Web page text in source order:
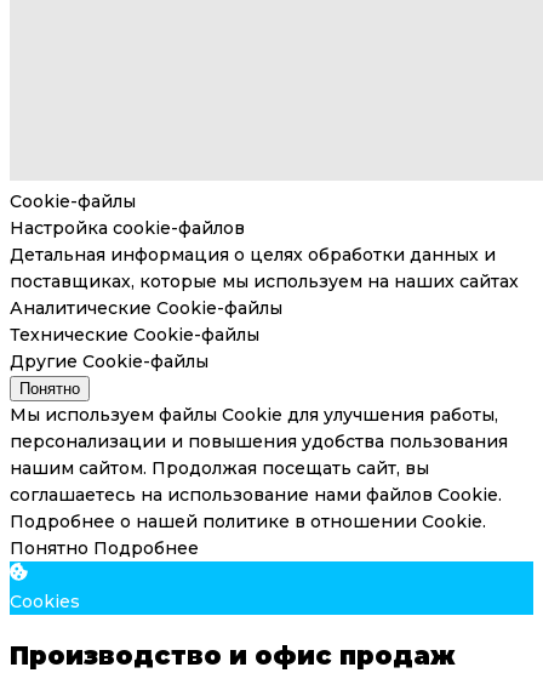
Cookie-файлы
Настройка cookie-файлов
Детальная информация о целях обработки данных и
поставщиках, которые мы используем на наших сайтах
Аналитические Cookie-файлы
Технические Cookie-файлы
Другие Cookie-файлы
Понятно
Мы используем файлы Cookie для улучшения работы,
персонализации и повышения удобства пользования
нашим сайтом. Продолжая посещать сайт, вы
соглашаетесь на использование нами файлов Cookie.
Подробнее о нашей политике в отношении Cookie.
Понятно Подробнее
Cookies
Производство и офис продаж